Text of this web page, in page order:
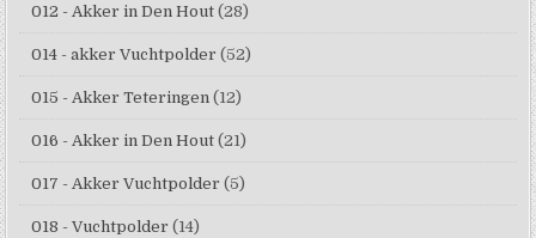
012 - Akker in Den Hout (28)
014 - akker Vuchtpolder (52)
015 - Akker Teteringen (12)
016 - Akker in Den Hout (21)
017 - Akker Vuchtpolder (5)
018 - Vuchtpolder (14)